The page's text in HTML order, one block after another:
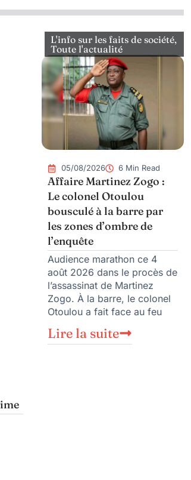
L'info sur les faits de société,
Toute l'actualité
05/08/2026 6 Min Read
Affaire Martinez Zogo :
Le colonel Otoulou
bousculé à la barre par
les zones d’ombre de
l’enquête
Audience marathon ce 4
août 2026 dans le procès de
l’assassinat de Martinez
Zogo. À la barre, le colonel
Otoulou a fait face au feu
Lire la suite